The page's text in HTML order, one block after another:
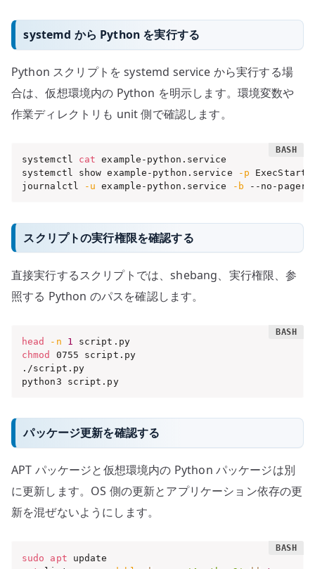
systemd から Python を実行する
Python スクリプトを systemd service から実行する場
合は、仮想環境内の Python を明示します。環境変数や
作業ディレクトリも unit 側で確認します。
systemctl cat example-python.service
systemctl show example-python.service
-p ExecStart
journalctl
-u example-python.service -b --no-pager
スクリプトの実行権限を確認する
直接実行するスクリプトでは、shebang、実行権限、参
照する Python のパスを確認します。
head -n 1
script.py
chmod
0755 script.py
./script.py
python3 script.py
パッケージ更新を確認する
APT パッケージと仮想環境内の Python パッケージは別
に更新します。OS 側の更新とアプリケーション依存の更
新を混ぜないようにします。
sudo apt